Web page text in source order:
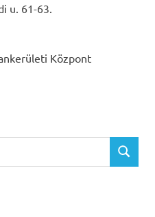
u. 61-63.
Központ
SEARCH